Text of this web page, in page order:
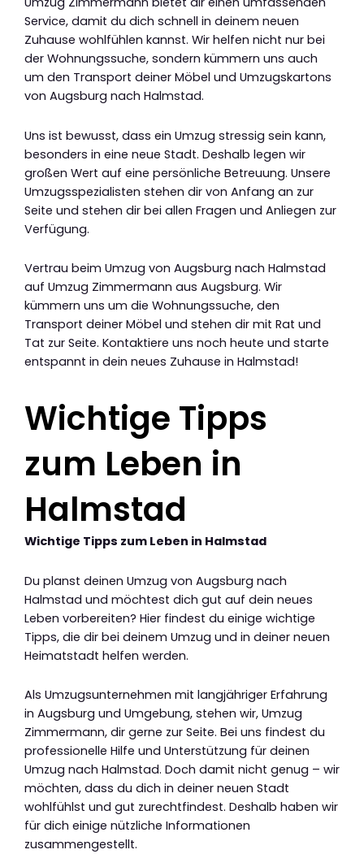
Service, damit du dich schnell in deinem neuen
Zuhause wohlfühlen kannst. Wir helfen nicht nur bei
der Wohnungssuche, sondern kümmern uns auch
um den Transport deiner Möbel und Umzugskartons
von Augsburg nach Halmstad.
Uns ist bewusst, dass ein Umzug stressig sein kann,
besonders in eine neue Stadt. Deshalb legen wir
großen Wert auf eine persönliche Betreuung. Unsere
Umzugsspezialisten stehen dir von Anfang an zur
Seite und stehen dir bei allen Fragen und Anliegen zur
Verfügung.
Vertrau beim Umzug von Augsburg nach Halmstad
auf Umzug Zimmermann aus Augsburg. Wir
kümmern uns um die Wohnungssuche, den
Transport deiner Möbel und stehen dir mit Rat und
Tat zur Seite. Kontaktiere uns noch heute und starte
entspannt in dein neues Zuhause in Halmstad!
Wichtige Tipps
zum Leben in
Halmstad
Wichtige Tipps zum Leben in Halmstad
Du planst deinen Umzug von Augsburg nach
Halmstad und möchtest dich gut auf dein neues
Leben vorbereiten? Hier findest du einige wichtige
Tipps, die dir bei deinem Umzug und in deiner neuen
Heimatstadt helfen werden.
Als Umzugsunternehmen mit langjähriger Erfahrung
in Augsburg und Umgebung, stehen wir, Umzug
Zimmermann, dir gerne zur Seite. Bei uns findest du
professionelle Hilfe und Unterstützung für deinen
Umzug nach Halmstad. Doch damit nicht genug – wir
möchten, dass du dich in deiner neuen Stadt
wohlfühlst und gut zurechtfindest. Deshalb haben wir
für dich einige nützliche Informationen
zusammengestellt.